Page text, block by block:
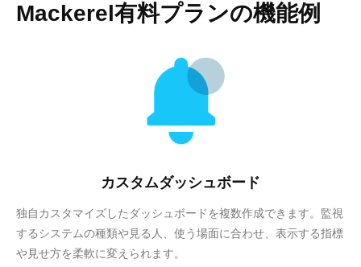
Mackerel有料プランの機能例
カスタムダッシュボード
独自カスタマイズしたダッシュボードを複数作成できます。監視
するシステムの種類や見る人、使う場面に合わせ、表示する指標
や見せ方を柔軟に変えられます。